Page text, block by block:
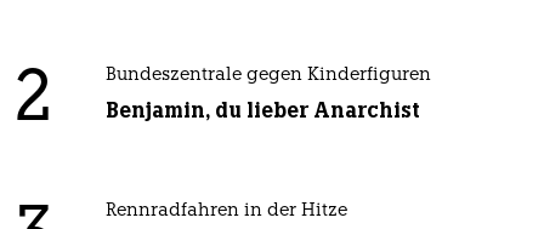
2 Bundeszentrale gegen Kinderfiguren
Benjamin, du lieber Anarchist
Rennradfahren in der Hitze